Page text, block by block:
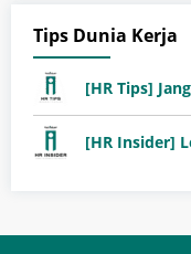
Tips Dunia Kerja